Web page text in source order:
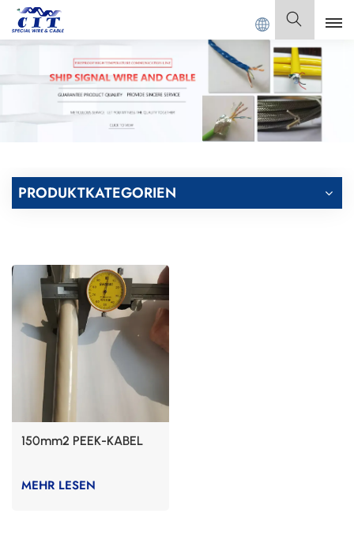
CIT SPECIAL CABLE Co., Ltd. Deutsch
English
Français
Italiano
PRODUKTKATEGORIEN
150mm2 PEEK-KABEL
MEHR LESEN